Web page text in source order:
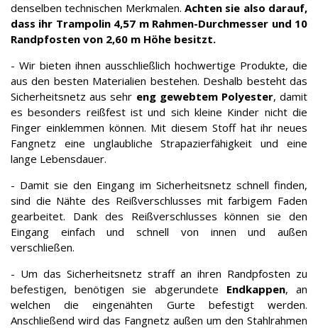
denselben technischen Merkmalen. Achten sie also darauf,
dass ihr Trampolin 4,57 m Rahmen-Durchmesser und 10
Randpfosten von 2,60 m Höhe besitzt.
- Wir bieten ihnen ausschließlich hochwertige Produkte, die
aus den besten Materialien bestehen. Deshalb besteht das
Sicherheitsnetz aus sehr eng gewebtem Polyester, damit
es besonders reißfest ist und sich kleine Kinder nicht die
Finger einklemmen können. Mit diesem Stoff hat ihr neues
Fangnetz eine unglaubliche Strapazierfähigkeit und eine
lange Lebensdauer.
- Damit sie den Eingang im Sicherheitsnetz schnell finden,
sind die Nähte des Reißverschlusses mit farbigem Faden
gearbeitet. Dank des Reißverschlusses können sie den
Eingang einfach und schnell von innen und außen
verschließen.
- Um das Sicherheitsnetz straff an ihren Randpfosten zu
befestigen, benötigen sie abgerundete Endkappen, an
welchen die eingenähten Gurte befestigt werden.
Anschließend wird das Fangnetz außen um den Stahlrahmen